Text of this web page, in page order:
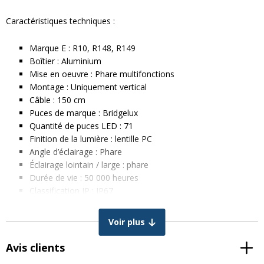
Caractéristiques techniques :
Marque E : R10, R148, R149
Boîtier : Aluminium
Mise en oeuvre : Phare multifonctions
Montage : Uniquement vertical
Câble : 150 cm
Puces de marque : Bridgelux
Quantité de puces LED : 71
Finition de la lumière : lentille PC
Angle d’éclairage : Phare
Éclairage lointain / large : phare
Durée de vie : 50 000 heures
Classification IP : IP67
Température de couleur (Kelvin) : 5500K
Température nominale de l’ampoule :
Feu de croisement = 20W
Fonction plein phare = 50W
Voir plus
Avis clients